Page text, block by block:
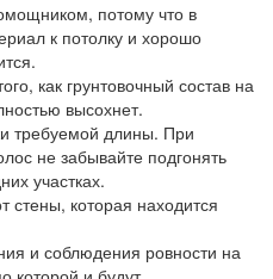
потому что в
к потолку и хорошо
как грунтовочный состав на
высохнет.
требуемой длины. При
не забывайте подгонять
участках.
стены, которая находится
и соблюдения ровности на